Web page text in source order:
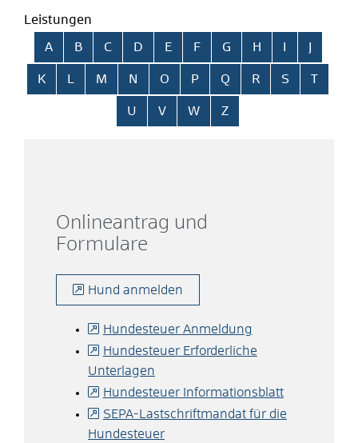
Leistungen
Alphabetisches Register überspringen
A B C D E F G H
K L M N O P Q R S T
U V W Z
Onlineantrag und
Formulare
Hund anmelden
Hundesteuer Anmeldung
Hundesteuer Erforderliche
Unterlagen
Hundesteuer Informationsblatt
SEPA-Lastschriftmandat für die
Hundesteuer